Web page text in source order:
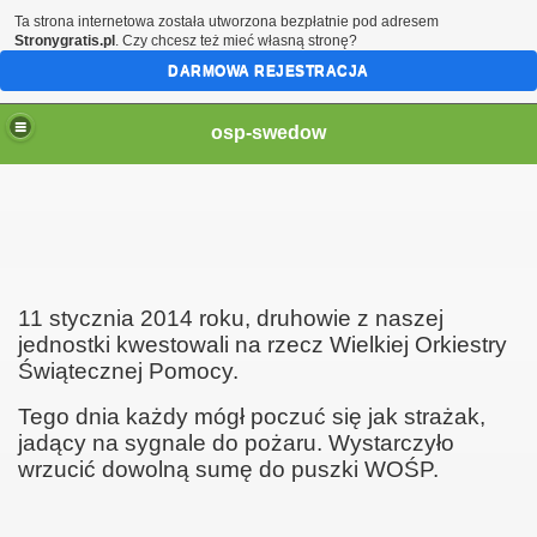
osp-swedow
11 stycznia 2014 roku, druhowie z naszej
jednostki kwestowali na rzecz Wielkiej Orkiestry
Świątecznej Pomocy.
Tego dnia każdy mógł poczuć się jak strażak,
jadący na sygnale do pożaru. Wystarczyło
wrzucić dowolną sumę do puszki WOŚP.
Ta strona internetowa została utworzona bezpłatnie pod adresem
Stronygratis.pl . Czy chcesz też mieć własną stronę?
DARMOWA REJESTRACJA